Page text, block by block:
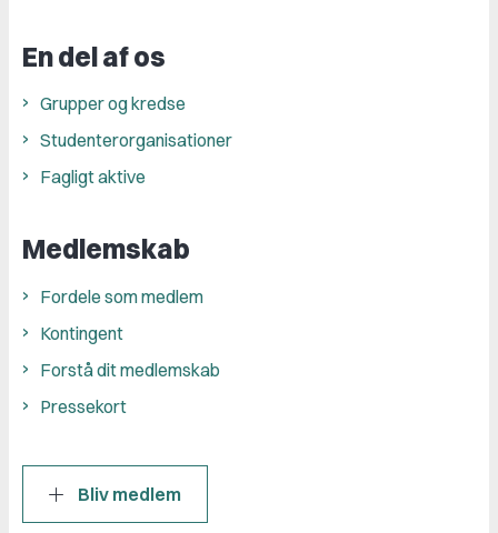
En del af os
Grupper og kredse
Studenterorganisationer
Fagligt aktive
Medlemskab
Fordele som medlem
Kontingent
Forstå dit medlemskab
Pressekort
Bliv medlem